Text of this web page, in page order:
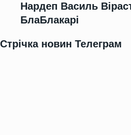
Нардеп Василь
БлаБлакарі
Стрічка новин Телеграм